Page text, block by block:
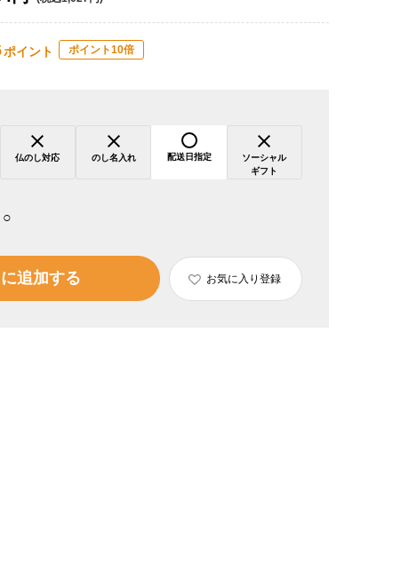
ポイント ポイント10倍
仏のし対応 のし名入れ 配送日指定
ソーシャル
ギフト
○
追加する お気に入り登録